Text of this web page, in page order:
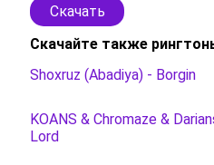
Скачать
Скачайте также
Shoxruz (Abadiya) - Borgin
KOANS & Chromaze &
Lord